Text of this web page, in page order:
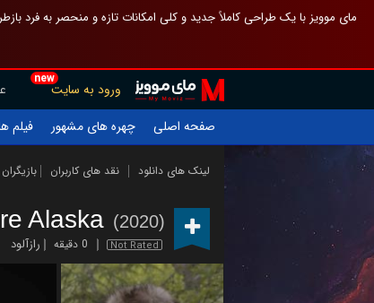
مای موویز با یک طراحی کاملاً جدید و کلی امکانات تازه و منحصر به
new
ورود به سایت
صفحه اصلی
چهره های مشهور فیلم
لینک های دانلود نقد های کاربران
Alaska (2020)
Not Rated 0 دقیقه رازآلود